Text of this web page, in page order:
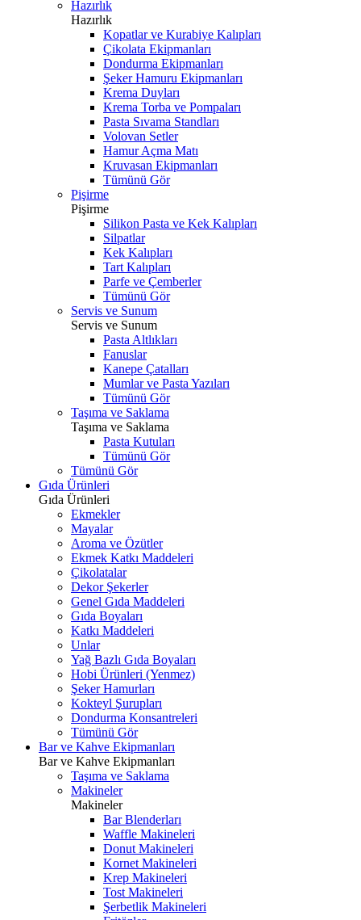
Hazırlık
Hazırlık
Kopatlar ve Kurabiye Kalıpları
Çikolata Ekipmanları
Dondurma Ekipmanları
Şeker Hamuru Ekipmanları
Krema Duyları
Krema Torba ve Pompaları
Pasta Sıvama Standları
Volovan Setler
Hamur Açma Matı
Kruvasan Ekipmanları
Tümünü Gör
Pişirme
Pişirme
Silikon Pasta ve Kek Kalıpları
Silpatlar
Kek Kalıpları
Tart Kalıpları
Parfe ve Çemberler
Tümünü Gör
Servis ve Sunum
Servis ve Sunum
Pasta Altlıkları
Fanuslar
Kanepe Çatalları
Mumlar ve Pasta Yazıları
Tümünü Gör
Taşıma ve Saklama
Taşıma ve Saklama
Pasta Kutuları
Tümünü Gör
Tümünü Gör
Gıda Ürünleri
Gıda Ürünleri
Ekmekler
Mayalar
Aroma ve Özütler
Ekmek Katkı Maddeleri
Çikolatalar
Dekor Şekerler
Genel Gıda Maddeleri
Gıda Boyaları
Katkı Maddeleri
Unlar
Yağ Bazlı Gıda Boyaları
Hobi Ürünleri (Yenmez)
Şeker Hamurları
Kokteyl Şurupları
Dondurma Konsantreleri
Tümünü Gör
Bar ve Kahve Ekipmanları
Bar ve Kahve Ekipmanları
Taşıma ve Saklama
Makineler
Makineler
Bar Blenderları
Waffle Makineleri
Donut Makineleri
Kornet Makineleri
Krep Makineleri
Tost Makineleri
Şerbetlik Makineleri